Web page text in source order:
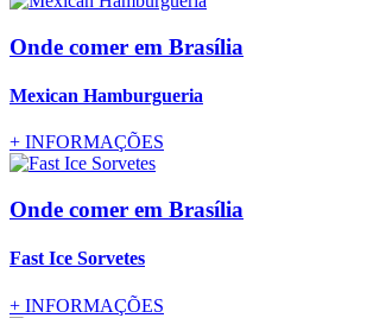
Onde comer em Brasília
Mexican Hamburgueria
+ INFORMAÇÕES
Onde comer em Brasília
Fast Ice Sorvetes
+ INFORMAÇÕES